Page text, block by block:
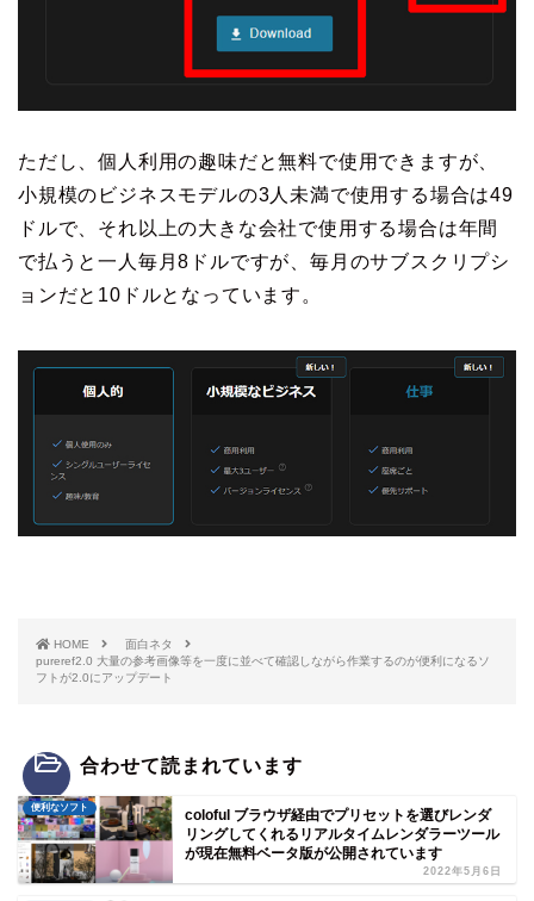
ただし、個人利用の趣味だと無料で使用できますが、
小規模のビジネスモデルの3人未満で使用する場合は49
ドルで、それ以上の大きな会社で使用する場合は年間
で払うと一人毎月8ドルですが、毎月のサブスクリプシ
ョンだと10ドルとなっています。
HOME
面白ネタ
pureref2.0 大量の参考画像等を一度に並べて確認しながら作業するのが便利になるソ
フトが2.0にアップデート
合わせて読まれています
便利なソフト
coloful ブラウザ経由でプリセットを選びレンダ
リングしてくれるリアルタイムレンダラーツール
が現在無料ベータ版が公開されています
2022年5月6日